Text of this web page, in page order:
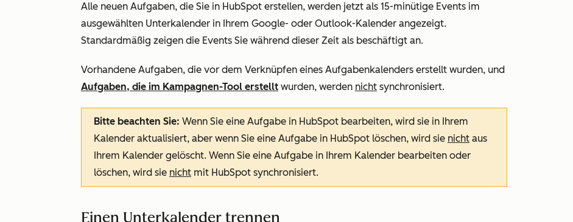
Alle neuen Aufgaben, die Sie in HubSpot erstellen, werden jetzt als 15-minütige Events im
ausgewählten Unterkalender in Ihrem Google- oder Outlook-Kalender angezeigt.
Standardmäßig zeigen die Events Sie während dieser Zeit als beschäftigt an.
Vorhandene Aufgaben, die vor dem Verknüpfen eines Aufgabenkalenders erstellt wurden, und
Aufgaben, die im Kampagnen-Tool erstellt wurden, werden nicht synchronisiert.
Bitte beachten Sie: Wenn Sie eine Aufgabe in HubSpot bearbeiten, wird sie in Ihrem
Kalender aktualisiert, aber wenn Sie eine Aufgabe in HubSpot löschen, wird sie nicht aus
Ihrem Kalender gelöscht. Wenn Sie eine Aufgabe in Ihrem Kalender bearbeiten oder
löschen, wird sie nicht mit HubSpot synchronisiert.
Einen Unterkalender trennen